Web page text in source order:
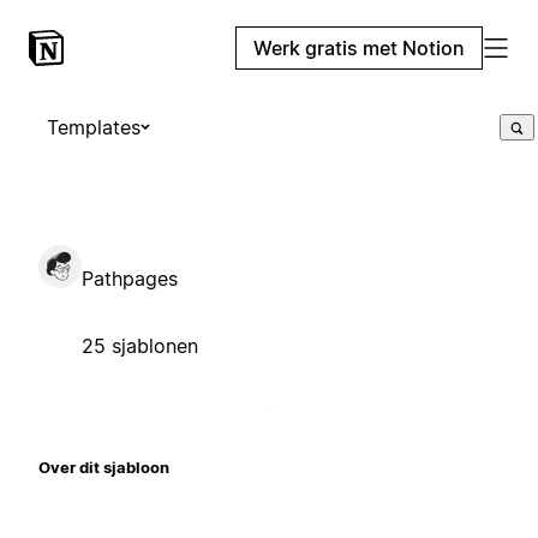
Werk gratis met Notion
Templates
Pathpages
25 sjablonen
Over dit sjabloon